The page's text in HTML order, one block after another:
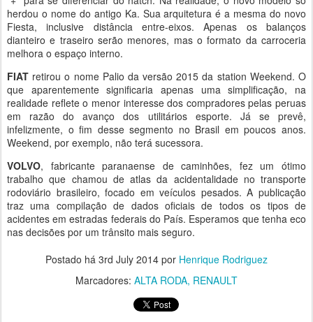
herdou o nome do antigo Ka. Sua arquitetura é a mesma do novo
Fiesta, inclusive distância entre-eixos. Apenas os balanços
dianteiro e traseiro serão menores, mas o formato da carroceria
melhora o espaço interno.
FIAT retirou o nome Palio da versão 2015 da station Weekend. O
que aparentemente significaria apenas uma simplificação, na
realidade reflete o menor interesse dos compradores pelas peruas
em razão do avanço dos utilitários esporte. Já se prevê,
infelizmente, o fim desse segmento no Brasil em poucos anos.
Weekend, por exemplo, não terá sucessora.
VOLVO, fabricante paranaense de caminhões, fez um ótimo
trabalho que chamou de atlas da acidentalidade no transporte
rodoviário brasileiro, focado em veículos pesados. A publicação
traz uma compilação de dados oficiais de todos os tipos de
acidentes em estradas federais do País. Esperamos que tenha eco
nas decisões por um trânsito mais seguro.
Postado há 3rd July 2014 por Henrique Rodriguez
Marcadores: ALTA RODA RENAULT